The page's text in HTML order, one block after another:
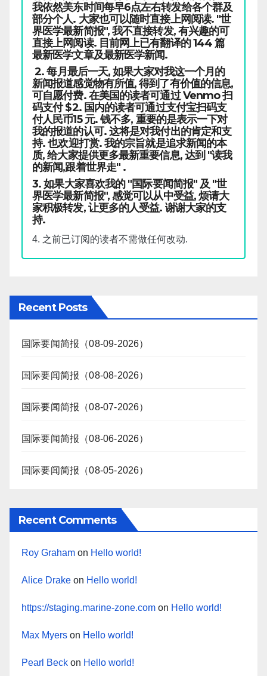
我依然美东时间每早6点左右转发给各个群及
部分个人. 大家也可以随时直接上网阅读. "世
界医学最新简报", 我不直接转发, 有兴趣的可
直接上网阅读. 目前网上已有翻译的 144 篇
最新医学文章及最新医学新闻.
2. 每月最后一天, 如果大家对我这一个月的
新闻报道感觉物有所值, 得到了有价值的信息,
可自愿付费. 在美国的读者可通过 Venmo 扫
码支付 $2. 国内的读者可通过支付宝扫码支
付人民币15 元. 钱不多, 重要的是表示一下对
我的报道的认可. 这将是对我付出的肯定和支
持. 也欢迎打赏. 我的宗旨就是追求新闻的本
质, 给大家提供更多最新重要信息, 达到 "读我
的新闻,跟着世界走" .
3. 如果大家喜欢我的 "国际要闻简报" 及 "世
界医学最新简报", 感觉可以从中受益, 烦请大
家积极转发, 让更多的人受益. 谢谢大家的支
持.
4. 之前已订阅的读者不需做任何改动.
Recent Posts
国际要闻简报（08-09-2026）
国际要闻简报（08-08-2026）
国际要闻简报（08-07-2026）
国际要闻简报（08-06-2026）
国际要闻简报（08-05-2026）
Recent Comments
Roy Graham on Hello world!
Alice Drake on Hello world!
https://staging.marine-zone.com on Hello world!
Max Myers on Hello world!
Pearl Beck on Hello world!